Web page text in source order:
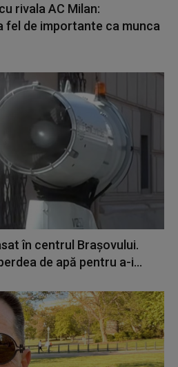
rivala AC Milan:
fel de importante ca munca
în centrul Brașovului.
de apă pentru a-i...